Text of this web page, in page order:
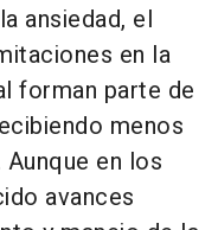
ansiedad, el
en la
forman parte de
menos
en los
avances